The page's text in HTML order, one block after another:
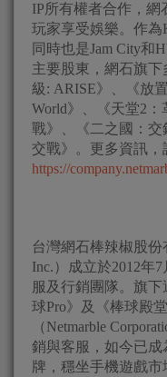
IP所有權者合作，網
玩家享受娛樂。作為
同時也是Jam City和
主要股東，網石旗
級: ARISE》、《放
World》、《天堂2
戰》、《二之國：交
交戰》。更多資訊
https://
台灣網石棒辣椒股份
Inc.）成立於2012年
服及行銷團隊。旗
球Pro》及《棒球殿
（Netmarble
銷與客服，如今已
牌，穩坐手機遊戲